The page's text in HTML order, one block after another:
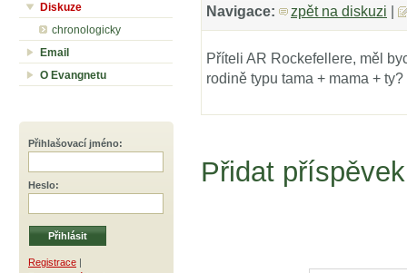
Diskuze
chronologicky
Email
O Evangnetu
Přihlašovací jméno:
Heslo:
Registrace |
Navigace:
zpět na diskuzi
Příteli AR Rockefellere, měl
rodině typu tama + mama + ty?
Přidat